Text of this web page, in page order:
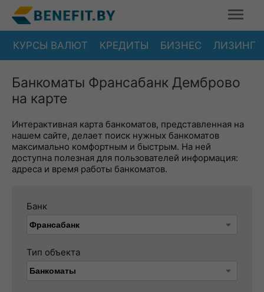
КУРСЫ ВАЛЮТ КРЕДИТЫ БИЗНЕС ЛИЗИНГ
Банкоматы Франсабанк Демброво
на карте
Интерактивная карта банкоматов, представленная на
нашем сайте, делает поиск нужных банкоматов
максимально комфортным и быстрым. На ней
доступна полезная для пользователей информация:
адреса и время работы банкоматов.
Банк
Тип объекта